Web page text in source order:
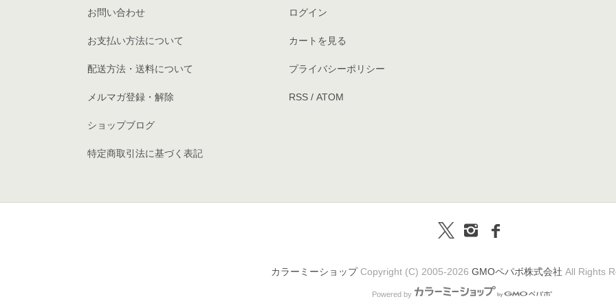
お問い合わせ
お支払い方法について
配送方法・送料について
メルマガ登録・解除
ショップブログ
特定商取引法に基づく表記
ログイン
カートを見る
プライバシーポリシー
RSS/ ATOM
カラーミーショップCopyright (C) 2005-2026 GMOペパボ株式会社 All Rights
Powered by